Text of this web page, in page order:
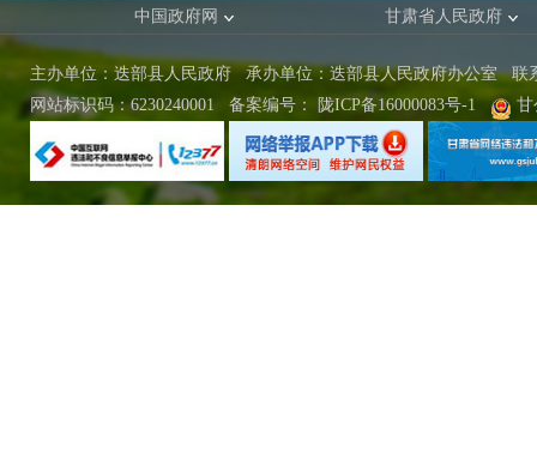
中国政府网 甘肃省人民政府
主办单位：迭部县人民政府 承办单位：迭部县人民政府办公室联
网站标识码：6230240001
备案编号： 陇ICP备16000083号-1 甘